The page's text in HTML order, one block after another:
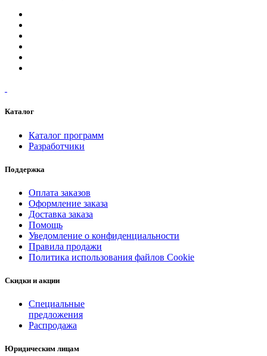
Каталог
Каталог программ
Разработчики
Поддержка
Оплата заказов
Оформление заказа
Доставка заказа
Помощь
Уведомление о конфиденциальности
Правила продажи
Политика использования файлов Cookie
Скидки и акции
Специальные
предложения
Распродажа
Юридическим лицам